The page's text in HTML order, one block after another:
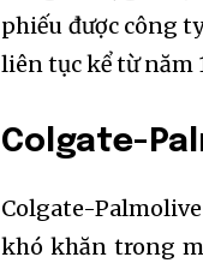
phiếu được công
liên tục kể từ năm
Colgate-
Colgate-
khó khăn trong